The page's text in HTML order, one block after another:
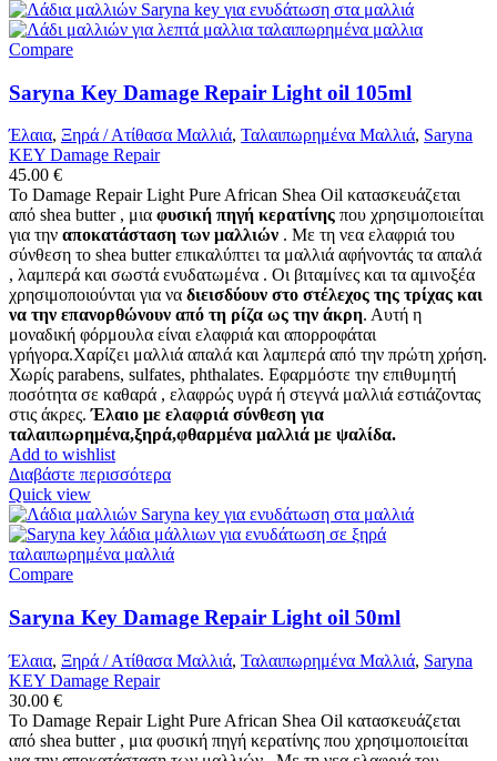
Compare
Saryna Key Damage Repair Light oil 105ml
Έλαια, Ξηρά / Ατίθασα Μαλλιά, Ταλαιπωρημένα Μαλλιά, Saryna
KEY Damage Repair
45.00 €
Το Damage Repair Light Pure African Shea Oil κατασκευάζεται
από shea butter , μια φυσική πηγή κερατίνης που χρησιμοποιείται
για την αποκατάσταση των μαλλιών . Με τη νεα ελαφριά του
σύνθεση το shea butter επικαλύπτει τα μαλλιά αφήνοντάς τα απαλά
, λαμπερά και σωστά ενυδατωμένα . Οι βιταμίνες και τα αμινοξέα
χρησιμοποιούνται για να διεισδύουν στο στέλεχος της τρίχας και
να την επανορθώνουν από τη ρίζα ως την άκρη. Αυτή η
μοναδική φόρμουλα είναι ελαφριά και απορροφάται
γρήγορα.Χαρίζει μαλλιά απαλά και λαμπερά από την πρώτη χρήση.
Χωρίς parabens, sulfates, phthalates. Εφαρμόστε την επιθυμητή
ποσότητα σε καθαρά , ελαφρώς υγρά ή στεγνά μαλλιά εστιάζοντας
στις άκρες.Έλαιο με ελαφριά σύνθεση για
ταλαιπωρημένα,ξηρά,φθαρμένα μαλλιά με ψαλίδα.
Add to wishlist
Διαβάστε περισσότερα
Quick view
Compare
Saryna Key Damage Repair Light oil 50ml
Έλαια, Ξηρά / Ατίθασα Μαλλιά, Ταλαιπωρημένα Μαλλιά, Saryna
KEY Damage Repair
30.00 €
Το Damage Repair Light Pure African Shea Oil κατασκευάζεται
από shea butter , μια φυσική πηγή κερατίνης που χρησιμοποιείται